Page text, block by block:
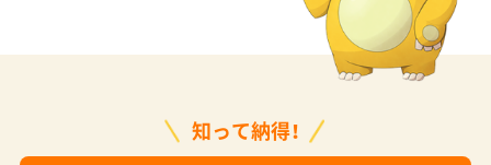
知って納得！